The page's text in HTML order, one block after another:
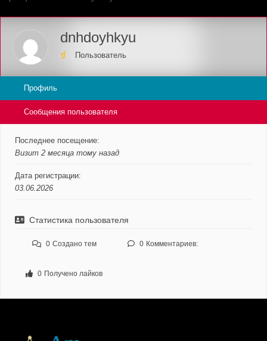
dnhdoyhkyu
Пользователь
Профиль
Сообщения пользователя
Последнее посещение:
Визит 2 месяца тому назад
Дата регистрации:
03.06.2026
Статистика пользователя
0 Создано тем 0 Комментариев:
0 Получено лайков